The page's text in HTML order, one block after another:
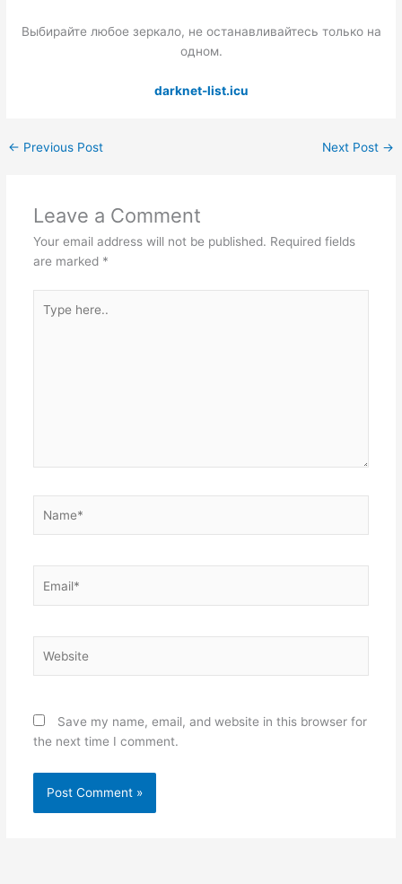
Выбирайте любое зеркало, не останавливайтесь только на
одном.
darknet-list.icu
← Previous Post Next Post →
Leave a Comment
Your email address will not be published. Required fields
are marked *
here..
Save my name, email, and website in this browser for
the next time I comment.